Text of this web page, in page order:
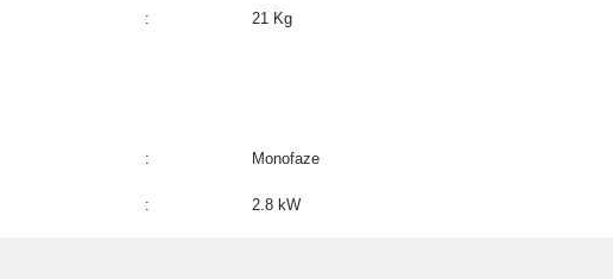
: 21 Kg
: Monofaze
: 2.8 kW